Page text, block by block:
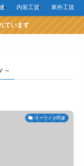
内装工賃 車外工賃
ています
–
オーディオ関連